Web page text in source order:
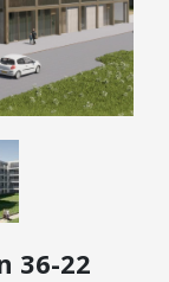
36-22